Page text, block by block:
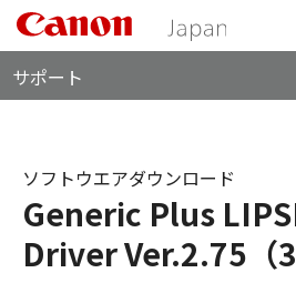
サポート
Generic Plus
Driver Ver.2.75（
ソフトウエアダウンロード